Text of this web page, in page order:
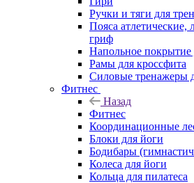
Ручки и тяги для
Пояса атлетические,
гриф
Напольное покрытие
Рамы для кроссфита
Силовые тренажеры
Фитнес
Назад
Фитнес
Координационные
Блоки для йоги
Бодибары
Колеса для йоги
Кольца для пилатеса